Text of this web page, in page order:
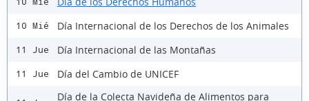
10 Mié Día Internacional de los Derechos de los Animales
11 Jue Día Internacional de las Montañas
11 Jue Día del Cambio de UNICEF
Día de la Colecta Navideña de Alimentos para